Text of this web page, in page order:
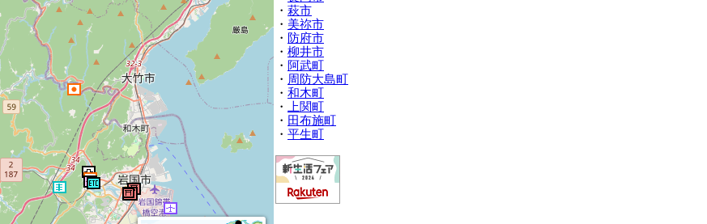
・ 萩市
・ 美祢市
・ 防府市
・ 柳井市
・ 阿武町
・ 周防大島町
・ 和木町
・ 上関町
・ 田布施町
・ 平生町